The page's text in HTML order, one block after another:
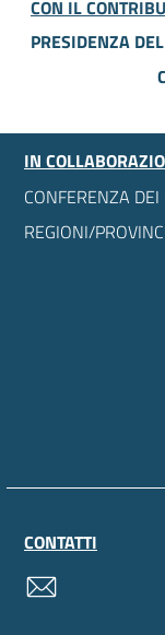
CON IL
PRESIDENZA
IN
CONFERENZA
REGIONI/
CONTATTI